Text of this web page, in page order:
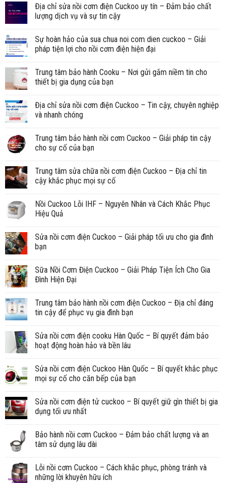
Địa chỉ sửa nồi cơm điện Cuckoo uy tín – Đảm bảo chất
lượng dịch vụ và sự tin cậy
Sự hoàn hảo của sua chua noi com dien cuckoo – Giải
pháp tiện lợi cho nồi cơm điện hiện đại
Trung tâm bảo hành Cooku – Nơi gửi gắm niềm tin cho
thiết bị gia dụng của bạn
Địa chỉ sửa nồi cơm điện Cuckoo – Tin cậy, chuyên nghiệp
và nhanh chóng
Trung tâm bảo hành nồi cơm Cuckoo – Giải pháp tin cậy
cho sự cố của bạn
Trung tâm sửa chữa nồi cơm điện Cuckoo – Địa chỉ tin
cậy khắc phục mọi sự cố
Nồi Cuckoo Lỗi IHF – Nguyên Nhân và Cách Khắc Phục
Hiệu Quả
Sửa nồi cơm điện Cuckoo – Giải pháp tối ưu cho gia đình
bạn
Sữa Nồi Cơm Điện Cuckoo – Giải Pháp Tiện Ích Cho Gia
Đình Hiện Đại
Trung tâm bảo hành nồi cơm điện Cuckoo – Địa chỉ đáng
tin cậy để phục vụ gia đình bạn
Sửa nồi cơm điện cooku Hàn Quốc – Bí quyết đảm bảo
hoạt động hoàn hảo và bền lâu
Sửa nồi cơm điện Cuckoo Hàn Quốc – Bí quyết khắc phục
mọi sự cố cho căn bếp của bạn
Sửa nồi cơm điện tử cuckoo – Bí quyết giữ gìn thiết bị gia
dụng tối ưu nhất
Bảo hành nồi cơm Cuckoo – Đảm bảo chất lượng và an
tâm sử dụng lâu dài
Lỗi nồi cơm Cuckoo – Cách khắc phục, phòng tránh và
những lời khuyên hữu ích